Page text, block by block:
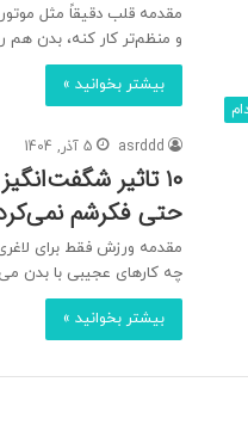
مقدمه قلب دقیقاً مثل
و منظم‌تر کار کنه، بدن هم
بیشتر بخوانید »
asrddd
5 آذر, 1404
۱۰ تاثیر
حتی فکرشم
مقدمه ورزش فقط برای
چه کارهای عجیبی با بدن
بیشتر بخوانید »